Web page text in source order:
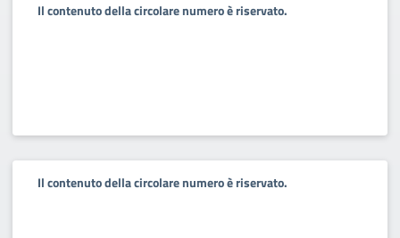
Il contenuto della circolare numero è riservato.
Il contenuto della circolare numero è riservato.